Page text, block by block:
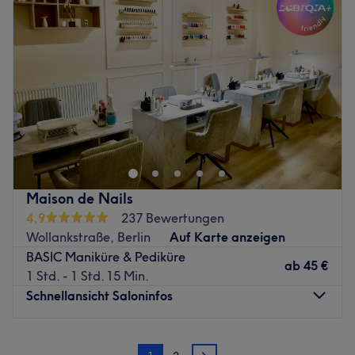
mit dem Resultat zufrieden bist. Tu dir etwas Gutes und
lass dich im Hamy Beauty Salon verwöhnen!
Zurück zur Salonansicht
Donnerstag
09:00 –19:00
09:00
19:00
10:00
20:00
Geschlossen
Willkommen bei theWay Friseur- und Nagelstudio –
deinem ultimativen Hotspot für Style und
Selbstbewusstsein! Hier vereinen wir Cutting-Edge-
Frisuren mit trendigen Nageldesigns, die deinen Look auf
das nächste Level heben. Ob ein mutiger Haarschnitt,
der alle Blicke auf sich zieht, oder perfekt gepflegte
Nägel, die einfach strahlen – bei uns wirst du zum Star
deiner eigenen Show. Bist du bereit, deinen Weg zum
perfekten Look zu gehen? Dann komm zu theWay – wo
dein Style beginnt!
Gehminuten vom Studio entfernt. Einfach am Espresso
Maison de Nails
4,9
237 Bewertungen
Wollankstraße, Berlin
Auf Karte anzeigen
BASIC Maniküre & Pediküre
1 Std. - 1 Std. 15 Min.
ab 45 €
Schnellansicht Saloninfos